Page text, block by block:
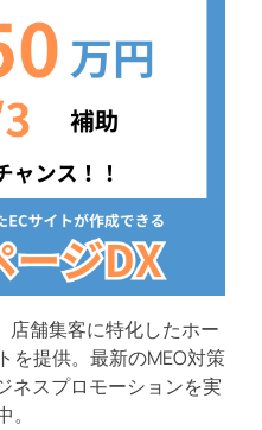
a
t
e
r
e
d
t
i
m
e
店舗集客に特化したホー
を提供。最新のMEO対策
ネスプロモーションを実